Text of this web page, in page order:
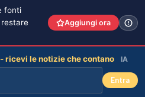
fonti
Aggiungi ora
ricevi le notizie che contano IA
Entra